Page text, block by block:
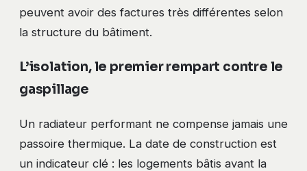
peuvent avoir des factures très différentes selon
la structure du bâtiment.
L’isolation, le premier rempart contre le
gaspillage
Un radiateur performant ne compense jamais une
passoire thermique. La date de construction est
un indicateur clé : les logements bâtis avant la